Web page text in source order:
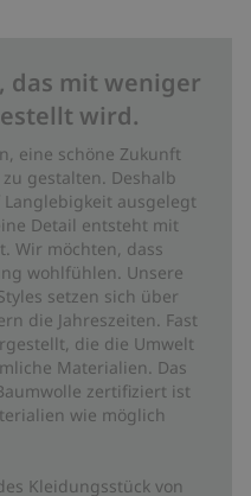
das mit weniger
wird.
eine schöne Zukunft
gestalten. Deshalb
ausgelegt
Detail entsteht mit
Wir möchten, dass
wohlfühlen. Unsere
setzen sich über
die Jahreszeiten. Fast
die die Umwelt
Materialien. Das
zertifiziert ist
wie möglich
Kleidungsstück von